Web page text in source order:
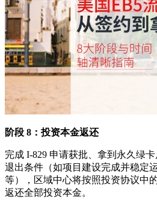
阶段 8：投资本金返还
完成 I-829 申请获批、拿到永久绿
退出条件（如项目建设完成并稳定
等），区域中心将按照投资协议中
返还全部投资本金。